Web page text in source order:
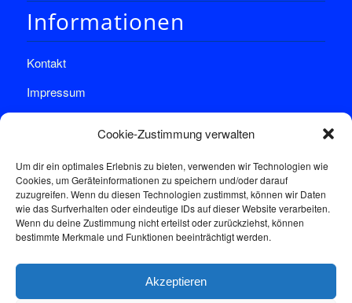
Cookie-Zustimmung verwalten
Um dir ein optimales Erlebnis zu bieten, verwenden wir Technologien wie
Cookies, um Geräteinformationen zu speichern und/oder darauf
zuzugreifen. Wenn du diesen Technologien zustimmst, können wir Daten
wie das Surfverhalten oder eindeutige IDs auf dieser Website verarbeiten.
Wenn du deine Zustimmung nicht erteilst oder zurückziehst, können
bestimmte Merkmale und Funktionen beeinträchtigt werden.
Akzeptieren
Informationen
Kontakt
Impressum
Sprechstunde
Donnerstags: 17:00-18:30